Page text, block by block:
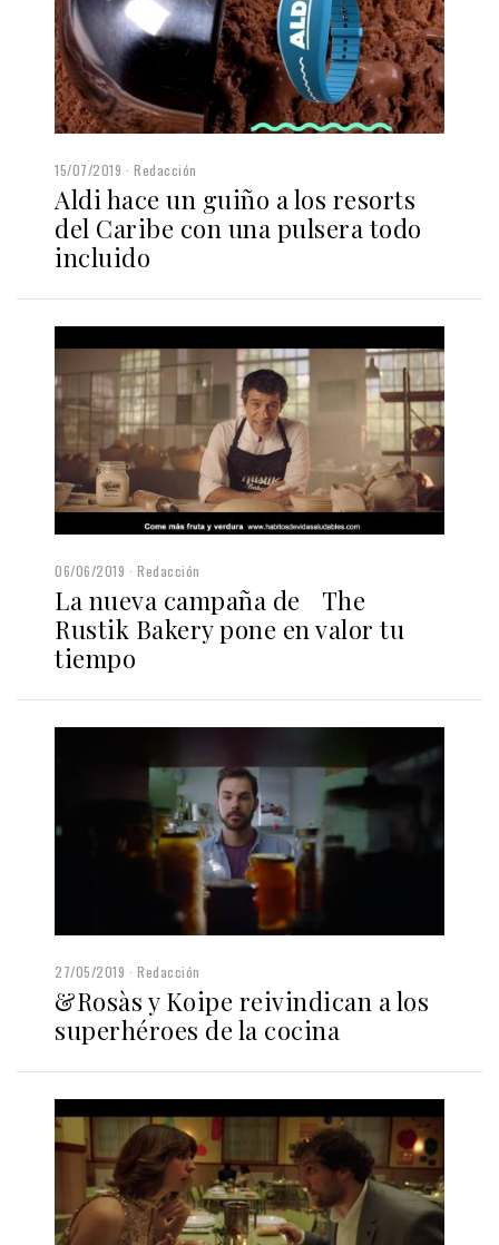
15/07/2019 Redacción
Aldi hace un guiño a los resorts
del Caribe con una pulsera todo
incluido
06/06/2019 Redacción
La nueva campaña de The
Rustik Bakery pone en valor tu
tiempo
27/05/2019 Redacción
&Rosàs y Koipe reivindican a los
superhéroes de la cocina